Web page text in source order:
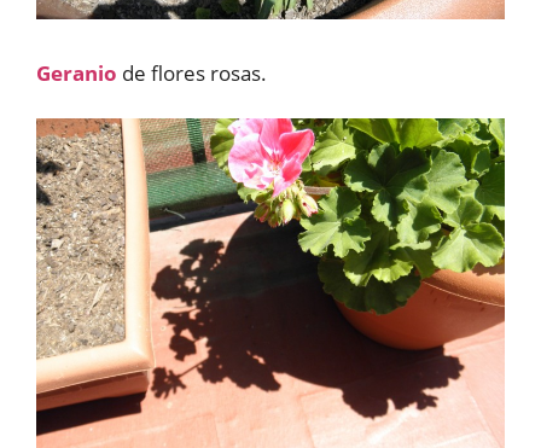
Geranio de flores rosas.